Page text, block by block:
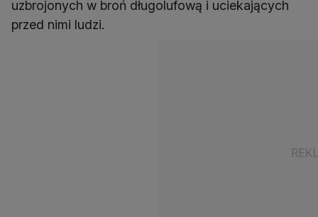
uzbrojonych w broń długolufową i uciekających
przed nimi ludzi.